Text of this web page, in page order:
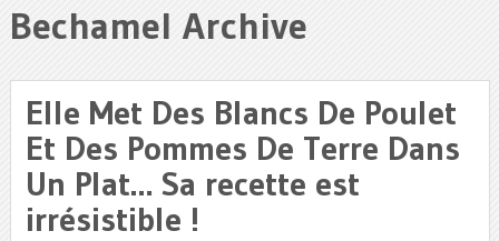
Bechamel Archive
Elle Met Des Blancs De Poulet
Et Des Pommes De Terre Dans
Un Plat… Sa recette est
irrésistible !